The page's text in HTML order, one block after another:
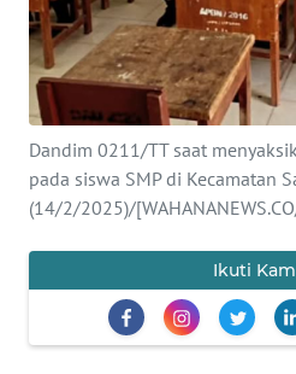
Dandim 0211/TT saat
pada siswa SMP di Kecamatan
(14/2/2025)/
Ikuti
TENTANG
KAMI
PEDOMAN
MEDIA
SIBER